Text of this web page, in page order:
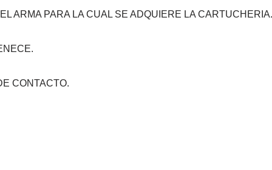
ARMA PARA LA CUAL SE ADQUIERE LA
CONTACTO.